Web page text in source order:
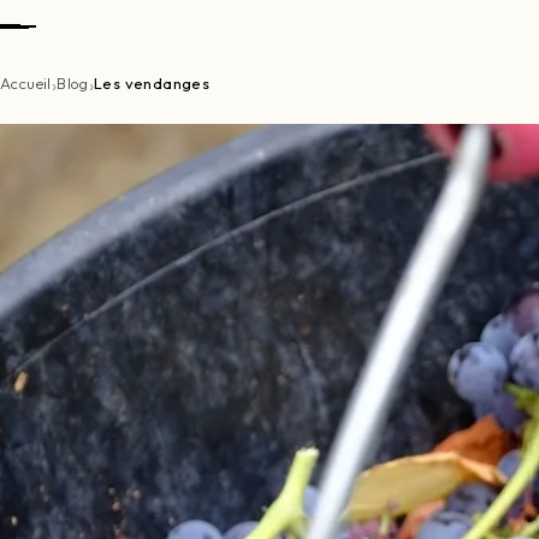
Accueil›Blog›Les vendanges